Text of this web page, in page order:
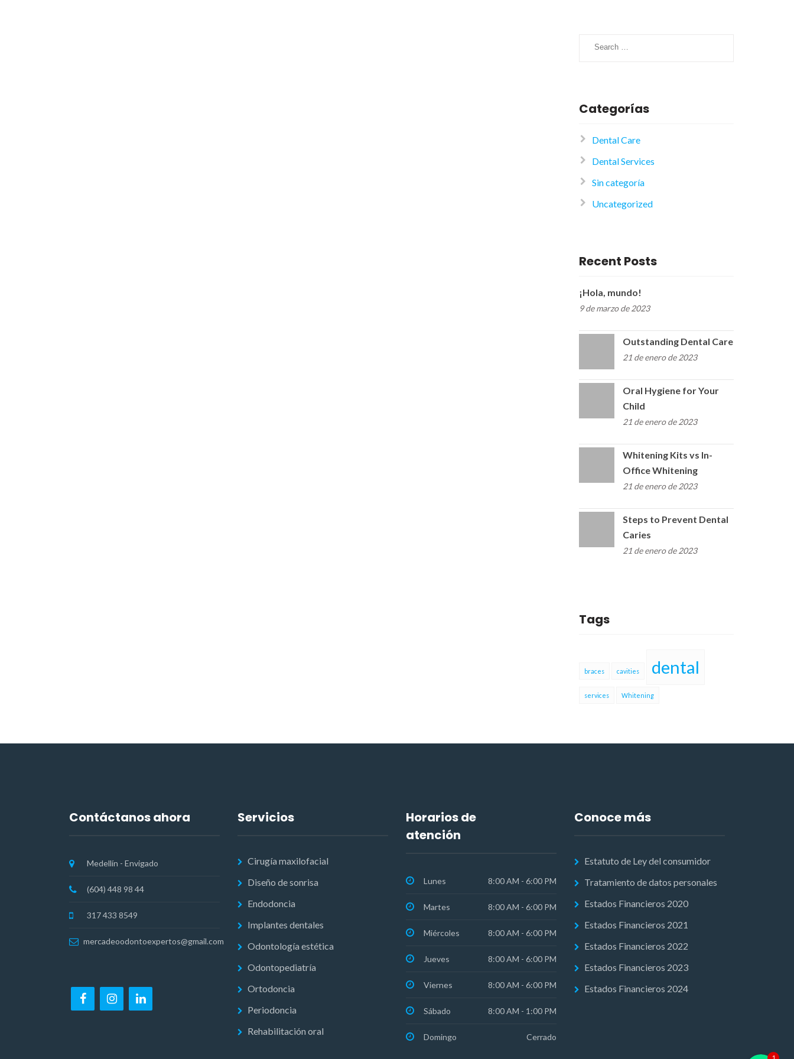
Categorías
Dental Care
Dental Services
Sin categoría
Uncategorized
Recent Posts
¡Hola, mundo!
9 de marzo de 2023
Outstanding Dental Care
21 de enero de 2023
Oral Hygiene for Your
Child
21 de enero de 2023
Whitening Kits vs In-
Office Whitening
21 de enero de 2023
Steps to Prevent Dental
Caries
21 de enero de 2023
Tags
braces cavities dental
services Whitening
Contáctanos ahora
Medellín - Envigado
(604) 448 98 44
317 433 8549
mercadeoodontoexpertos@gmail.com
Servicios
Cirugía maxilofacial
Diseño de sonrisa
Endodoncia
Implantes dentales
Odontología estética
Odontopediatría
Ortodoncia
Periodoncia
Rehabilitación oral
Horarios de
atención
Lunes 8:00 AM - 6:00 PM
Martes 8:00 AM - 6:00 PM
Miércoles 8:00 AM - 6:00 PM
Jueves 8:00 AM - 6:00 PM
Viernes 8:00 AM - 6:00 PM
Sábado 8:00 AM - 1:00 PM
Domingo Cerrado
Conoce más
Estatuto de Ley del consumidor
Tratamiento de datos personales
Estados Financieros 2020
Estados Financieros 2021
Estados Financieros 2022
Estados Financieros 2023
Estados Financieros 2024
Phone